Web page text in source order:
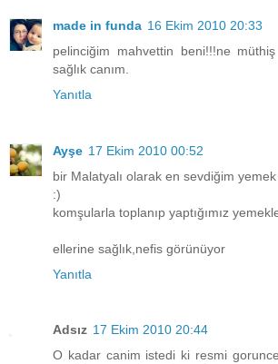
made in funda 16 Ekim 2010 20:33
pelinciğim mahvettin beni!!!ne
sağlık canım.
Yanıtla
Ayşe 17 Ekim 2010 00:52
bir Malatyalı olarak en sevdiğim
:)
komşularla toplanıp yaptığımız
ellerine sağlık,nefis görünüyor
Yanıtla
Adsız 17 Ekim 2010 20:44
O kadar canim istedi ki resmi